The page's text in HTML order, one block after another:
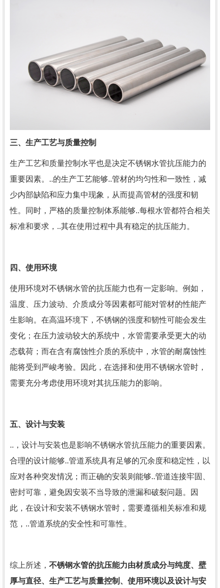
三、生产工艺与质量控制
生产工艺和质量控制水平也是决定不锈钢水管抗压能力的
重要因素。..的生产工艺能够..管材的均匀性和一致性，减
少内部缺陷和应力集中现象，从而提高管材的强度和韧
性。同时，严格的质量控制体系能够..每根水管都符合相关
标准和要求，..其在使用过程中具有稳定的抗压能力。
四、使用环境
使用环境对不锈钢水管的抗压能力也有一定影响。例如，
温度、压力波动、介质成分等因素都可能对管材的性能产
生影响。在高温环境下，不锈钢的强度和韧性可能会发生
变化；在压力波动较大的系统中，水管需要承受更大的动
态载荷；而在含有腐蚀性介质的系统中，水管的耐腐蚀性
能将受到严峻考验。因此，在选择和使用不锈钢水管时，
需要充分考虑使用环境对其抗压能力的影响。
五、设计与安装
..，设计与安装也是影响不锈钢水管抗压能力的重要因素。
合理的设计能够..管道系统具有足够的冗余度和稳定性，以
应对各种突发情况；而正确的安装则能够..管道连接牢固、
密封可靠，避免因安装不当导致的泄漏和破裂问题。因
此，在设计和安装不锈钢水管时，需要遵循相关标准和规
范，..管道系统的安全性和可靠性。
综上所述， 不锈钢水管的抗压能力由材质成分与纯度、壁
厚与直径、生产工艺与质量控制、使用环境以及设计与安